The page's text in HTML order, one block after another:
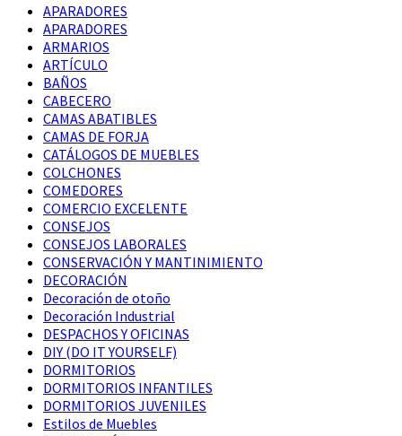
APARADORES
APARADORES
ARMARIOS
ARTÍCULO
BAÑOS
CABECERO
CAMAS ABATIBLES
CAMAS DE FORJA
CATÁLOGOS DE MUEBLES
COLCHONES
COMEDORES
COMERCIO EXCELENTE
CONSEJOS
CONSEJOS LABORALES
CONSERVACIÓN Y MANTINIMIENTO
DECORACIÓN
Decoración de otoño
Decoración Industrial
DESPACHOS Y OFICINAS
DIY (DO IT YOURSELF)
DORMITORIOS
DORMITORIOS INFANTILES
DORMITORIOS JUVENILES
Estilos de Muebles